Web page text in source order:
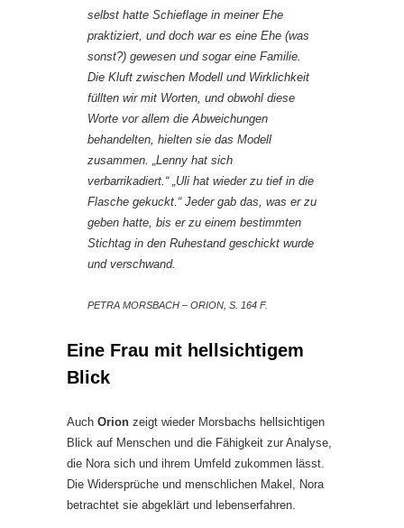
selbst hatte Schieflage in meiner Ehe
praktiziert, und doch war es eine Ehe (was
sonst?) gewesen und sogar eine Familie.
Die Kluft zwischen Modell und Wirklichkeit
füllten wir mit Worten, und obwohl diese
Worte vor allem die Abweichungen
behandelten, hielten sie das Modell
zusammen. „Lenny hat sich
verbarrikadiert.“ „Uli hat wieder zu tief in die
Flasche gekuckt.“ Jeder gab das, was er zu
geben hatte, bis er zu einem bestimmten
Stichtag in den Ruhestand geschickt wurde
und verschwand.
PETRA MORSBACH – ORION, S. 164 F.
Eine Frau mit hellsichtigem
Blick
Auch Orion zeigt wieder Morsbachs hellsichtigen
Blick auf Menschen und die Fähigkeit zur Analyse,
die Nora sich und ihrem Umfeld zukommen lässt.
Die Widersprüche und menschlichen Makel, Nora
betrachtet sie abgeklärt und lebenserfahren.